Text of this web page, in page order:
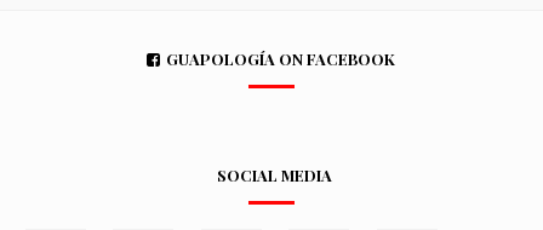
GUAPOLOGÍA ON FACEBOOK
SOCIAL MEDIA